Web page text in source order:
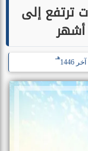
ترتفع إلى
هـ